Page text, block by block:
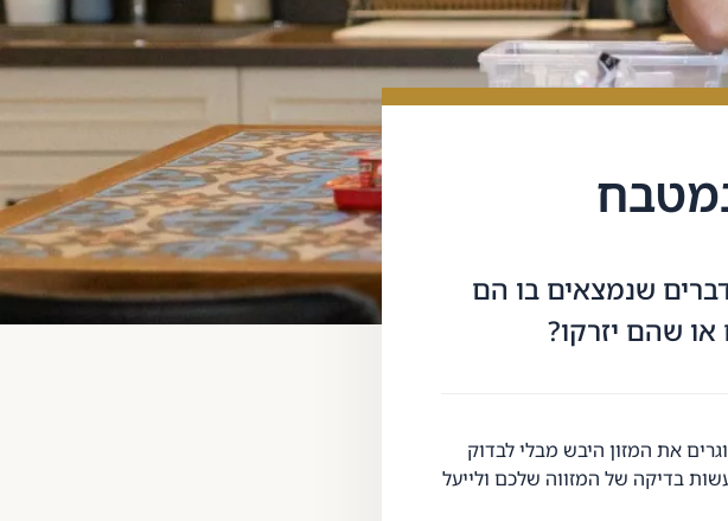
שנמצאים בו הם
שהם יזרקו?
את המזון היבש מבלי לבדוק
בדיקה של המזווה שלכם ולייעל